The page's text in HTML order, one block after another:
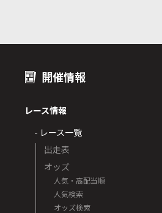
開催情報
レース情報
- レース一覧
出走表
オッズ
人気・高配当順
人気検索
オッズ検索